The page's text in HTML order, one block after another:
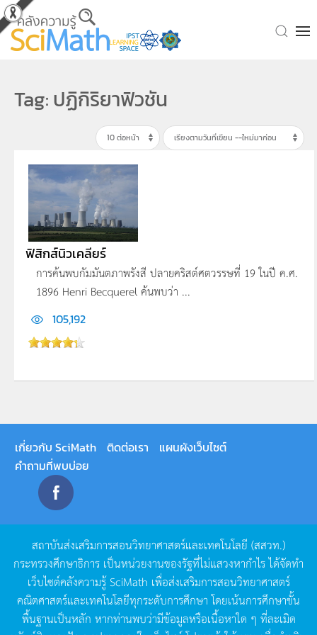
Skip to main content
Tag: ปฏิกิริยาฟิวชัน
ฟิสิกส์นิวเคลียร์
การค้นพบกัมมันตภาพรังสี ปลายคริสต์ศตวรรษที่ 19 ในปี ค.ศ.
1896 Henri Becquerel ค้นพบว่า ...
105,192
เกี่ยวกับ SciMath ติดต่อเรา
แผนผังเว็บไซต์
คำถามที่พบบ่อย
สถาบันส่งเสริมการสอนวิทยาศาสตร์และเทคโนโลยี (สสวท.)
กระทรวงศึกษาธิการ เป็นหน่วยงานของรัฐที่ไม่แสวงหากำไรได้จัดทำ
เว็บไซต์คลังความรู้SciMath เพื่อส่งเสริมการสอนวิทยาศาสตร์
คณิตศาสตร์และเทคโนโลยีทุกระดับการศึกษา โดยเน้นการศึกษาขั้น
พื้นฐานเป็นหลัก หากท่านพบว่ามีข้อมูลหรือเนื้อหาใด ๆ ที่ละเมิด